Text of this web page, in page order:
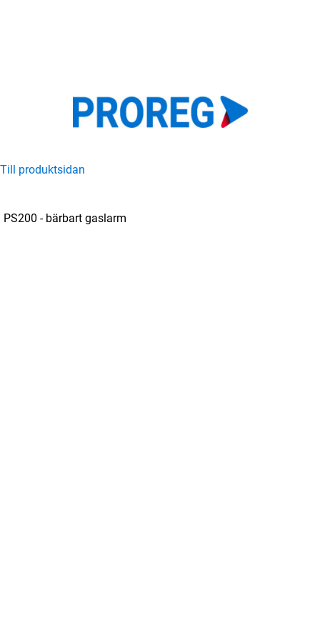
Till produktsidan
PS200 - bärbart gaslarm